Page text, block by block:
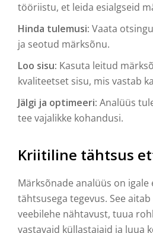
tööriistu, et leida esialgseid
Hinda tulemusi: Vaata
ja seotud märksõnu.
Loo sisu: Kasuta leitud
kvaliteetset sisu, mis vastab
Jälgi ja optimeeri: Analüüs
tee vajalikke kohandusi.
Kriitiline tähtsus
Märksõnade analüüs on
tähtsusega tegevus. See
veebilehe nähtavust, tuua
vastavaid küllastajaid ja luua